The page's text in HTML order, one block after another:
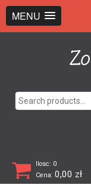
MENU
Ilosc: 0
Cena: 0,00 zł